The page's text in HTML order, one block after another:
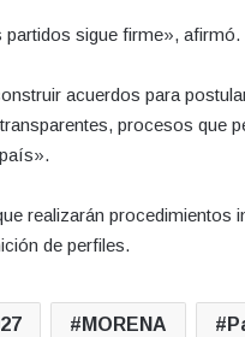
sigue firme», afirmó.
acuerdos para
procesos que
realizarán procedimientos
de perfiles.
MORENA